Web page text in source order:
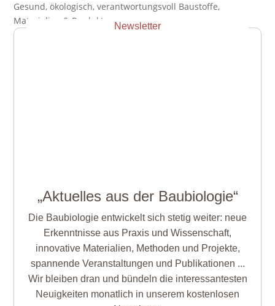
Gesund, ökologisch, verantwortungsvoll Baustoffe,
Materialien & Produkte
Newsletter
„Aktuelles aus der Baubiologie“
Die Baubiologie entwickelt sich stetig weiter: neue
Erkenntnisse aus Praxis und Wissenschaft,
innovative Materialien, Methoden und Projekte,
spannende Veranstaltungen und Publikationen ...
Wir bleiben dran und bündeln die interessantesten
Neuigkeiten monatlich in unserem kostenlosen